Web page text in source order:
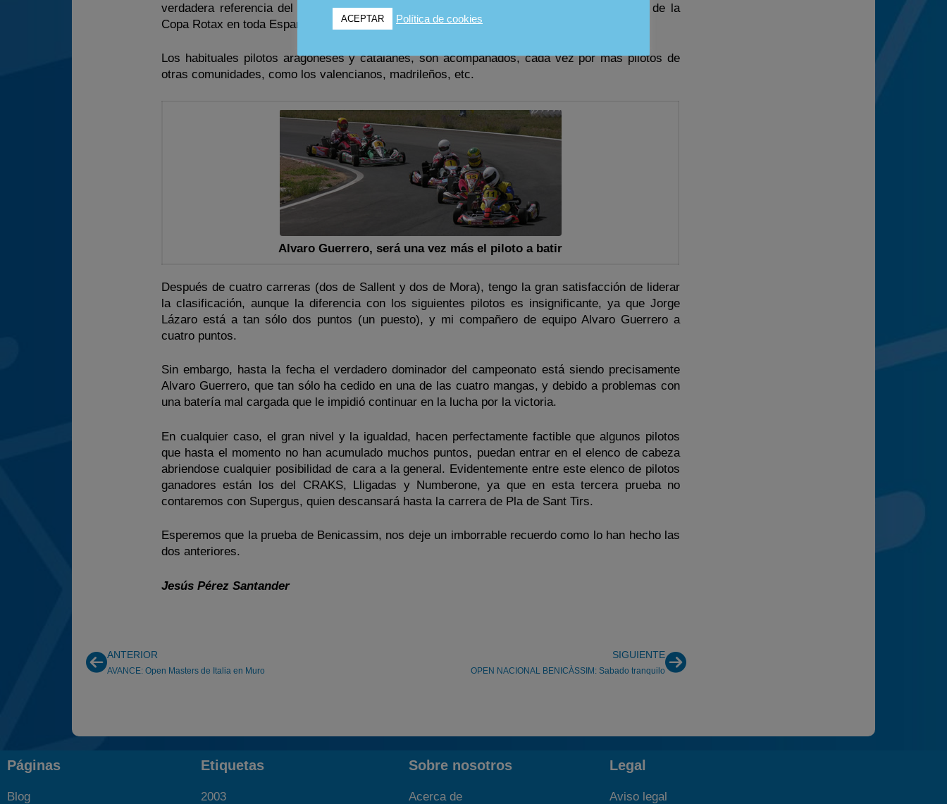
verdadera referencia del karting puramente «amateur» en España, y más concretamente de la
Copa Rotax en toda España.
Los habituales pilotos aragoneses y catalanes, son acompañados, cada vez por más pilotos de
otras comunidades, como los valencianos, madrileños, etc.
Alvaro Guerrero, será una vez más el piloto a batir
Después de cuatro carreras (dos de Sallent y dos de Mora), tengo la gran satisfacción de liderar
la clasificación, aunque la diferencia con los siguientes pilotos es insignificante, ya que Jorge
Lázaro está a tan sólo dos puntos (un puesto), y mi compañero de equipo Alvaro Guerrero a
cuatro puntos.
Sin embargo, hasta la fecha el verdadero dominador del campeonato está siendo precisamente
Alvaro Guerrero, que tan sólo ha cedido en una de las cuatro mangas, y debido a problemas con
una batería mal cargada que le impidió continuar en la lucha por la victoria.
En cualquier caso, el gran nivel y la igualdad, hacen perfectamente factible que algunos pilotos
que hasta el momento no han acumulado muchos puntos, puedan entrar en el elenco de cabeza
abriendose cualquier posibilidad de cara a la general. Evidentemente entre este elenco de pilotos
ganadores están los del CRAKS, Lligadas y Numberone, ya que en esta tercera prueba no
contaremos con Supergus, quien descansará hasta la carrera de Pla de Sant Tirs.
Esperemos que la prueba de Benicassim, nos deje un imborrable recuerdo como lo han hecho las
dos anteriores.
Jesús Pérez Santander
ANTERIOR
AVANCE: Open Masters de Italia en Muro
SIGUIENTE
OPEN NACIONAL BENICÀSSIM: Sabado tranquilo
Páginas
Blog
Etiquetas
2003
Sobre nosotros
Acerca de
Legal
Aviso legal
ACEPTAR Política de cookies